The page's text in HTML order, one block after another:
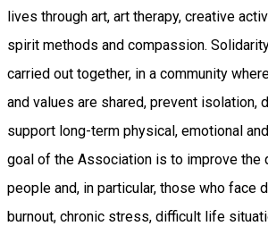
lives through art, art therapy, creative
spirit methods and compassion.
carried out together, in a community
and values ​​are shared, prevent isolation,
support long-term physical, emotional
goal of the Association is to improve
people and, in particular, those who face
burnout, chronic stress, difficult life